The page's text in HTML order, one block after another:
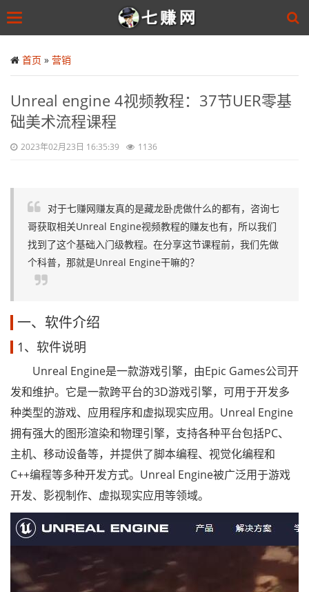
to
main
Toggle
首页 » 营销
Unreal engine 4视频教程：37节UER零基
础美术流程课程
2023年02月23日 16:35:39 1136
对于七赚网赚友真的是藏龙卧虎做什么的都有，咨询七
哥获取相关Unreal Engine视频教程的赚友也有，所以我们
找到了这个基础入门级教程。在分享这节课程前，我们先做
个科普，那就是Unreal Engine干嘛的？
一、软件介绍
1、软件说明
Unreal Engine是一款游戏引擎，由Epic Games公司开
发和维护。它是一款跨平台的3D游戏引擎，可用于开发多
种类型的游戏、应用程序和虚拟现实应用。Unreal Engine
拥有强大的图形渲染和物理引擎，支持各种平台包括PC、
主机、移动设备等，并提供了脚本编程、视觉化编程和
C++编程等多种开发方式。Unreal Engine被广泛用于游戏
开发、影视制作、虚拟现实应用等领域。